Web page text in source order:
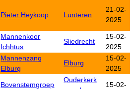
Pieter Heykoop Lunteren
21-02-
2025
Mannenkoor
Ichhtus
Sliedrecht
15-02-
2025
Mannenzang
Elburg
Elburg
15-02-
2025
Bovenstemgroep
Ouderkerk
15-02-